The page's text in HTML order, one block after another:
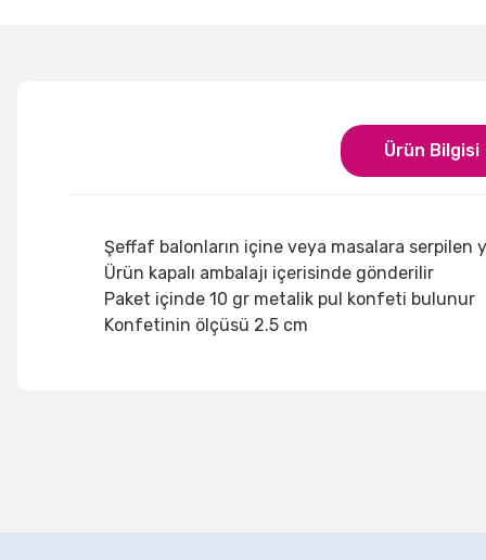
Ürün Bilgisi
Şeffaf balonların içine veya masalara serpilen
Ürün kapalı ambalajı içerisinde gönderilir
Paket içinde 10 gr metalik pul konfeti bulunur
Konfetinin ölçüsü 2.5 cm